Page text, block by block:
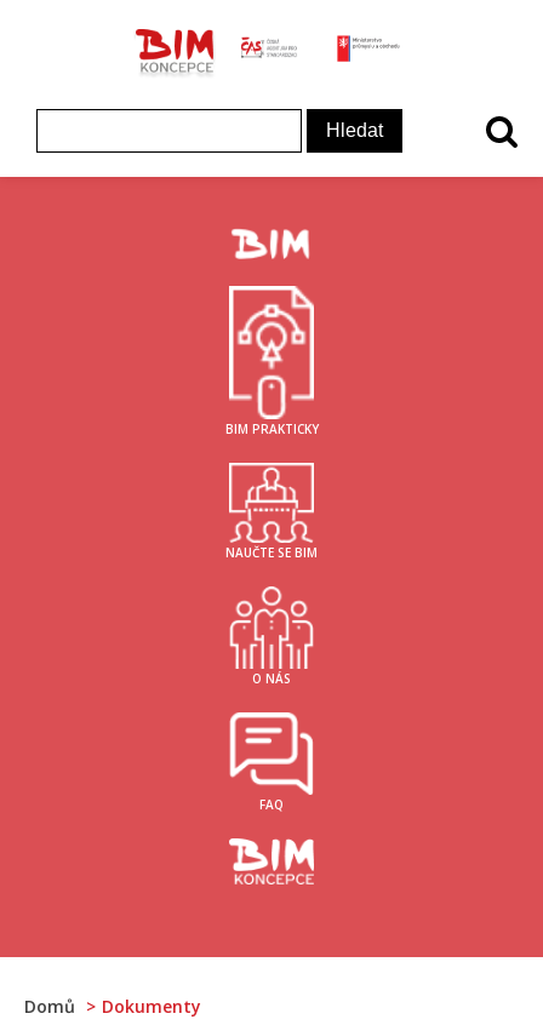
Koncepce BIM - logo
ČAS - logo
BIM PRAKTICKY
NAUČTE SE BIM
O NÁS
FAQ
Domů Dokumenty